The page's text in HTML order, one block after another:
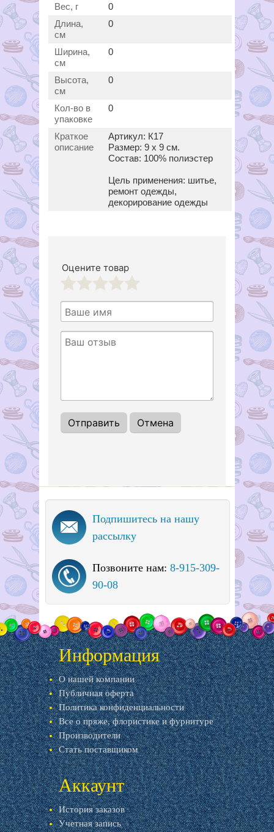
Вес, г
0
Длина,
см
0
Ширина,
см
0
Высота,
см
0
Кол-во в
упаковке
0
Краткое
описание
Артикул: К17
Размер: 9 х 9 см.
Состав: 100% полиэстер
Цель применения: шитье,
ремонт одежды,
декорирование одежды
Оцените товар
Подпишитесь на нашу
рассылку
Позвоните нам: 8-915-309-
90-08
Информация
О нашей компании
Публичная оферта
Политика конфиденциальности
Все о пряже, флористике и фурнитуре
Производители
Стать поставщиком
Аккаунт
История заказов
Учетная запись